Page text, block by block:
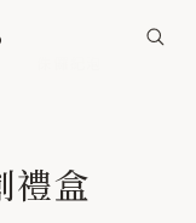
禮盒